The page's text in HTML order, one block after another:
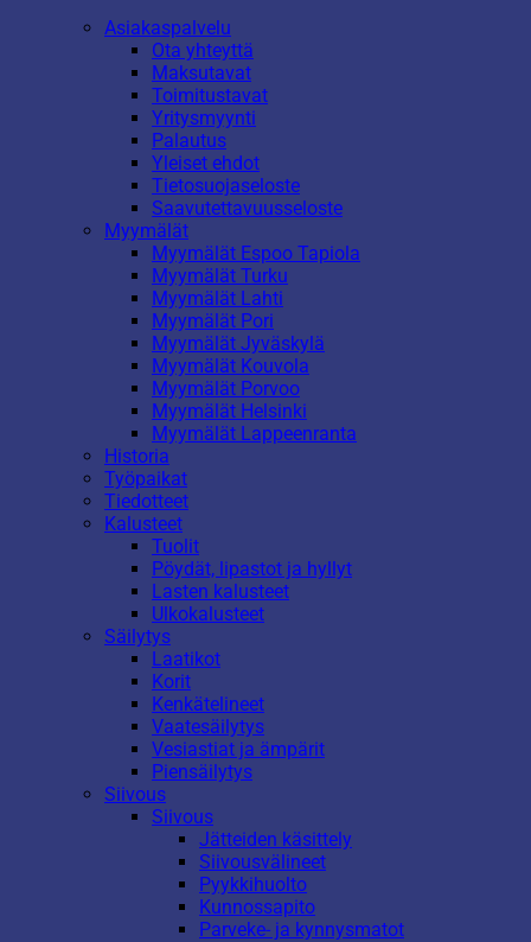
Asiakaspalvelu
Ota yhteyttä
Maksutavat
Toimitustavat
Yritysmyynti
Palautus
Yleiset ehdot
Tietosuojaseloste
Saavutettavuusseloste
Myymälät
Myymälät Espoo Tapiola
Myymälät Turku
Myymälät Lahti
Myymälät Pori
Myymälät Jyväskylä
Myymälät Kouvola
Myymälät Porvoo
Myymälät Helsinki
Myymälät Lappeenranta
Historia
Työpaikat
Tiedotteet
Kalusteet
Tuolit
Pöydät, lipastot ja hyllyt
Lasten kalusteet
Ulkokalusteet
Säilytys
Laatikot
Korit
Kenkätelineet
Vaatesäilytys
Vesiastiat ja ämpärit
Piensäilytys
Siivous
Siivous
Jätteiden käsittely
Siivousvälineet
Pyykkihuolto
Kunnossapito
Parveke- ja kynnysmatot